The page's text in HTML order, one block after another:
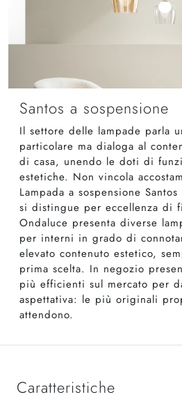
Santos a sospensione
Il settore delle lampade parla
particolare ma dialoga al
di casa, unendo le doti di
estetiche. Non vincola
Lampada a sospensione
si distingue per eccellenza di
Ondaluce presenta diverse
per interni in grado di
elevato contenuto estetico,
prima scelta. In negozio
più efficienti sul mercato per
aspettativa: le più originali
attendono.
Caratteristiche